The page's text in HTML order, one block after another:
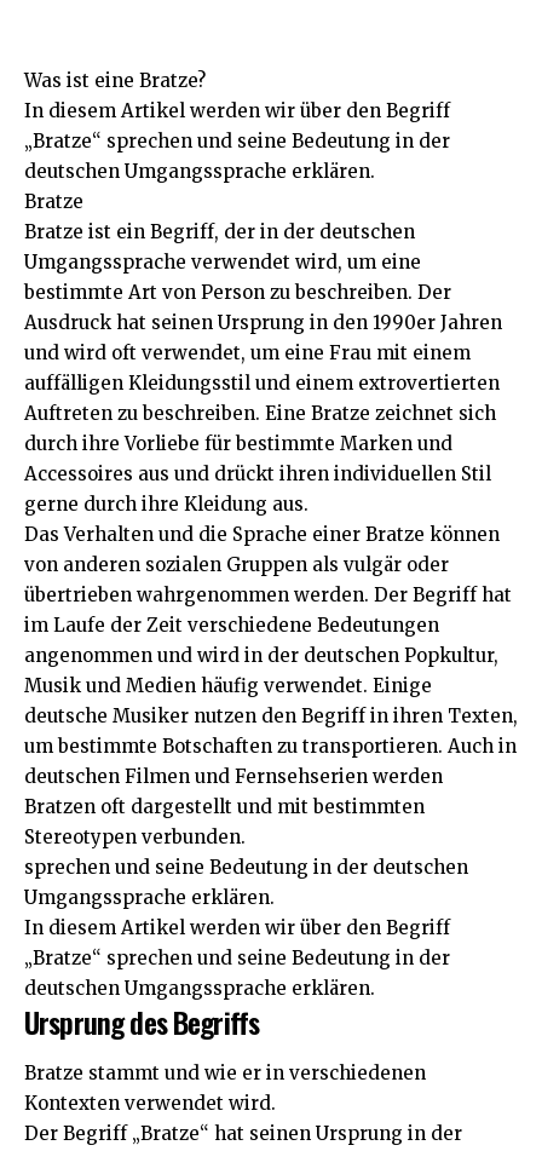
Was ist eine Bratze?
In diesem Artikel werden wir über den Begriff
„Bratze“ sprechen und seine Bedeutung in der
deutschen Umgangssprache erklären.
Bratze
Bratze ist ein Begriff, der in der deutschen
Umgangssprache verwendet wird, um eine
bestimmte Art von Person zu beschreiben. Der
Ausdruck hat seinen Ursprung in den 1990er Jahren
und wird oft verwendet, um eine Frau mit einem
auffälligen Kleidungsstil und einem extrovertierten
Auftreten zu beschreiben. Eine Bratze zeichnet sich
durch ihre Vorliebe für bestimmte Marken und
Accessoires aus und drückt ihren individuellen Stil
gerne durch ihre Kleidung aus.
Das Verhalten und die Sprache einer Bratze können
von anderen sozialen Gruppen als vulgär oder
übertrieben wahrgenommen werden. Der Begriff hat
im Laufe der Zeit verschiedene Bedeutungen
angenommen und wird in der deutschen Popkultur,
Musik und Medien häufig verwendet. Einige
deutsche Musiker nutzen den Begriff in ihren Texten,
um bestimmte Botschaften zu transportieren. Auch in
deutschen Filmen und Fernsehserien werden
Bratzen oft dargestellt und mit bestimmten
Stereotypen verbunden.
sprechen und seine Bedeutung in der deutschen
Umgangssprache erklären.
In diesem Artikel werden wir über den Begriff
„Bratze“ sprechen und seine Bedeutung in der
deutschen Umgangssprache erklären.
Ursprung des Begriffs
Bratze stammt und wie er in verschiedenen
Kontexten verwendet wird.
Der Begriff „Bratze“ hat seinen Ursprung in der